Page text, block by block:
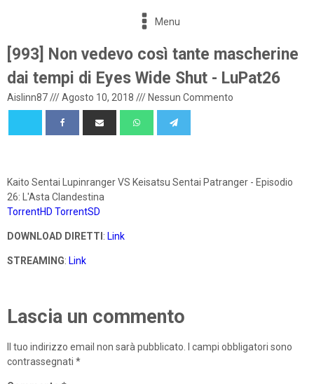
Menu
[993] Non vedevo così tante mascherine
dai tempi di Eyes Wide Shut - LuPat26
Aislinn87///Agosto 10, 2018 /// Nessun Commento
Kaito Sentai Lupinranger VS Keisatsu Sentai Patranger - Episodio
26: L'Asta Clandestina
TorrentHD TorrentSD
DOWNLOAD DIRETTI : Link
STREAMING: Link
Lascia un commento
Il tuo indirizzo email non sarà pubblicato.
I campi obbligatori sono
contrassegnati *